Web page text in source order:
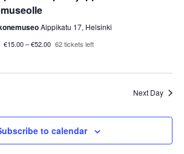
Alppikatu 17, Helsinki
€15.00 – €52.00 62 tickets left
Next Day
to calendar